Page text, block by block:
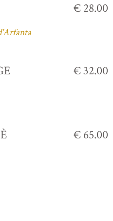
€ 28.00
€ 32.00
€ 65.00